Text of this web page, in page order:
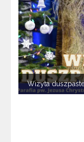
Wizyta